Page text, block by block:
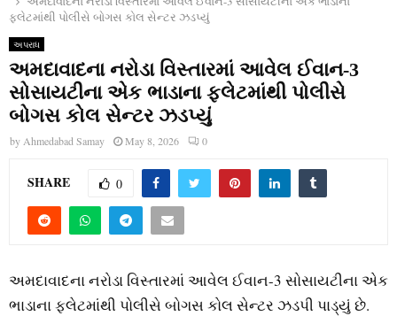
ફ્લેટમાંથી પોલીસે બોગસ કોલ સેન્ટર ઝડપ્યું
અપરાધ
અમદાવાદના નરોડા વિસ્તારમાં આવેલ ઈવાન-3
સોસાયટીના એક ભાડાના ફ્લેટમાંથી પોલીસે
બોગસ કોલ સેન્ટર ઝડપ્યું
byAhmedabad Samay May 8, 2026 0
SHARE 0
અમદાવાદના નરોડા વિસ્તારમાં આવેલ ઈવાન-3 સોસાયટીના એક
ભાડાના ફ્લેટમાંથી પોલીસે બોગસ કોલ સેન્ટર ઝડપી પાડ્યું છે.